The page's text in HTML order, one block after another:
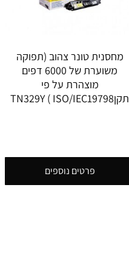
מחסנית טונר צהוב (תפוקה
משוערת של 6000 דפים
מוצהרת על פי
תקןISO/IEC19798 ) TN329Y
פרטים נוספים